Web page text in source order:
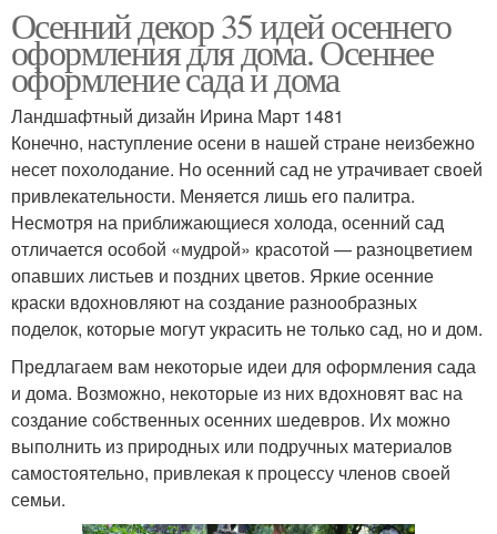
Осенний декор 35 идей осеннего
оформления для дома. Осеннее
оформление сада и дома
Ландшафтный дизайн Ирина Март 1481
Конечно, наступление осени в нашей стране неизбежно
несет похолодание. Но осенний сад не утрачивает своей
привлекательности. Меняется лишь его палитра.
Несмотря на приближающиеся холода, осенний сад
отличается особой «мудрой» красотой — разноцветием
опавших листьев и поздних цветов. Яркие осенние
краски вдохновляют на создание разнообразных
поделок, которые могут украсить не только сад, но и дом.
Предлагаем вам некоторые идеи для оформления сада
и дома. Возможно, некоторые из них вдохновят вас на
создание собственных осенних шедевров. Их можно
выполнить из природных или подручных материалов
самостоятельно, привлекая к процессу членов своей
семьи.